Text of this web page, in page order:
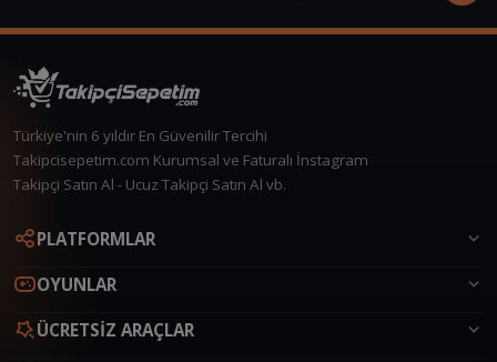
Türkiye'nin 6 yıldır En Güvenilir Tercihi
Takipcisepetim.com Kurumsal ve Faturalı İnstagram
Takipçi Satın Al - Ucuz Takipçi Satın Al vb.
PLATFORMLAR
OYUNLAR
ÜCRETSİZ ARAÇLAR